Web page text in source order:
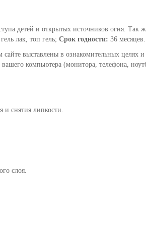
детей и открытых источников огня. Так
лак, топ гель; Срок годности: 36 месяцев.
выставлены в ознакомительных целях
компьютера (монитора, телефона,
и снятия липкости.
слоя.